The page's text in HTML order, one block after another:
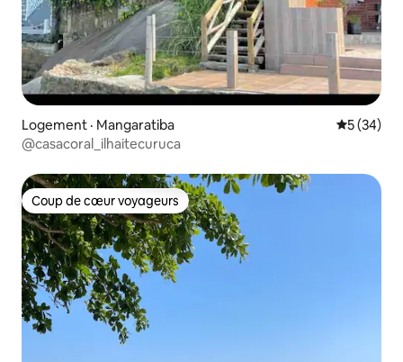
Logement · Mangaratiba Note
5 (34)
@casacoral_ilhaitecuruca
Coup de cœur voyageurs
Coup de cœur voyageurs